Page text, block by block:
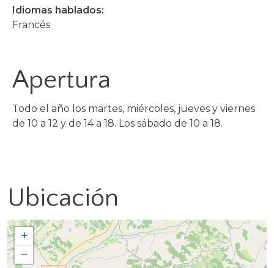
Idiomas hablados:
Francés
Apertura
Todo el año los martes, miércoles, jueves y viernes
de 10 a 12 y de 14 a 18. Los sábado de 10 a 18.
Ubicación
+
−